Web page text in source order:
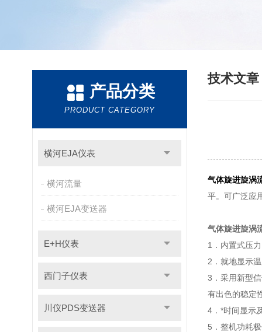
产品分类
PRODUCT CATEGORY
横河EJA仪表
横河流量
横河EJA变送器
E+H仪表
西门子仪表
川仪PDS变送器
技术文章
气体旋进旋涡
平。可广泛应
气体旋进旋涡
1．内置式压
2．就地显示
3．采用新型
有出色的稳定
4．*时间显示
5．整机功耗